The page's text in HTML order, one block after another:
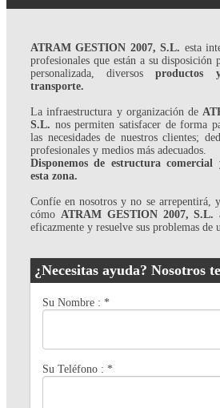
ATRAM GESTION 2007, S.L. esta
profesionales que están a su disposición
personalizada, diversosproductos
transporte.
La infraestructura y organización de
S.L. nos permiten satisfacer de forma
las necesidades de nuestros clientes;
profesionales y medios más adecuados.
Disponemos de estructura
esta zona.
Confíe en nosotros y no se arrepentirá,
cómo ATRAM GESTION 2007, S.L.
eficazmente y resuelve sus problemas de
¿Necesitas ayuda? Nosotros
Su Nombre : *
Su Teléfono : *